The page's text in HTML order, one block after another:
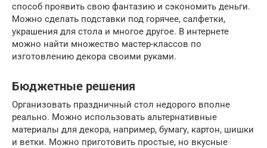
способ проявить свою фантазию и сэкономить деньги.
Можно сделать подставки под горячее, салфетки,
украшения для стола и многое другое. В интернете
можно найти множество мастер-классов по
изготовлению декора своими руками.
Бюджетные решения
Организовать праздничный стол недорого вполне
реально. Можно использовать альтернативные
материалы для декора, например, бумагу, картон, шишки
и ветки. Можно приготовить простые, но вкусные